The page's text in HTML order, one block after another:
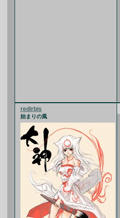
redirbis
始まりの風